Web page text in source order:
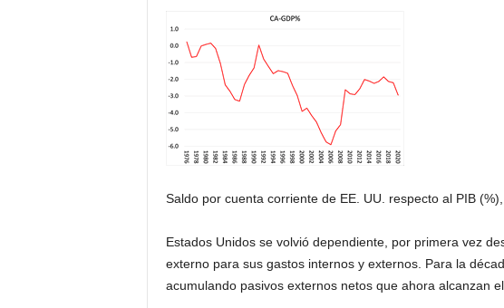
Saldo por cuenta corriente de EE. UU. respecto al PIB
Estados Unidos se volvió dependiente, por primera vez
externo para sus gastos internos y externos. Para la
acumulando pasivos externos netos que ahora alcanzan